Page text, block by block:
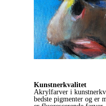
Kunstnerkvalitet
Akrylfarver i
bedste pigmenter og er